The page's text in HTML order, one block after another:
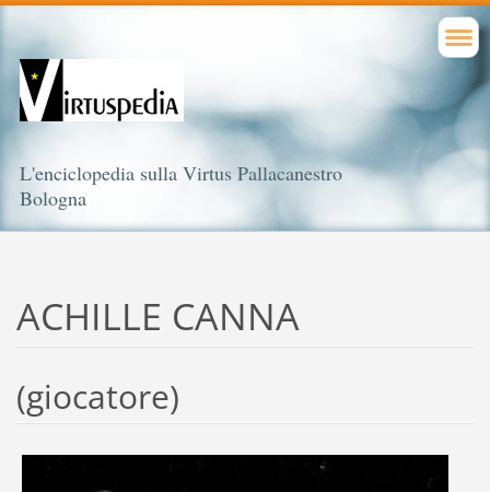
L'enciclopedia sulla Virtus Pallacanestro
Bologna
ACHILLE CANNA
(giocatore)